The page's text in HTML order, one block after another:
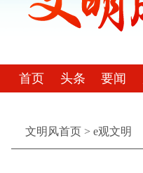
首页 头条 要闻
文明风首页 > e观文明